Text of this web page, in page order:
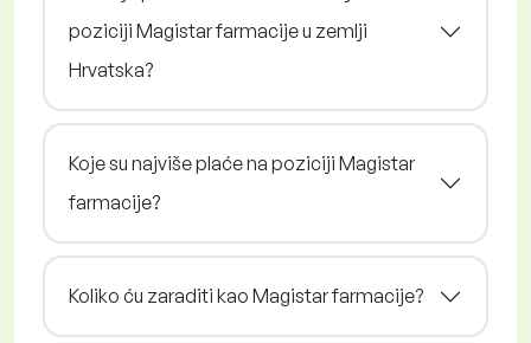
poziciji Magistar farmacije u zemlji
Hrvatska?
Koje su najviše plaće na poziciji Magistar
farmacije?
Koliko ću zaraditi kao Magistar farmacije?